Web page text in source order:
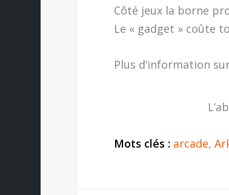
Côté jeux la borne
Le « gadget » coûte
Plus d’information
Mots clés : arcade,